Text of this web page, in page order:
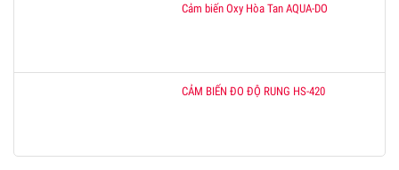
Cảm biến Oxy Hòa Tan AQUA-DO
CẢM BIẾN ĐO ĐỘ RUNG HS-420